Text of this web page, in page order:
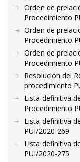
Orden de
Procedimiento
Orden de
Procedimiento
Orden de
Procedimiento
Resolución del
procedimiento
Lista definitiva
Procedimiento
Lista definitiva
PUI/2020-269
Lista definitiva
PUI/2020-275